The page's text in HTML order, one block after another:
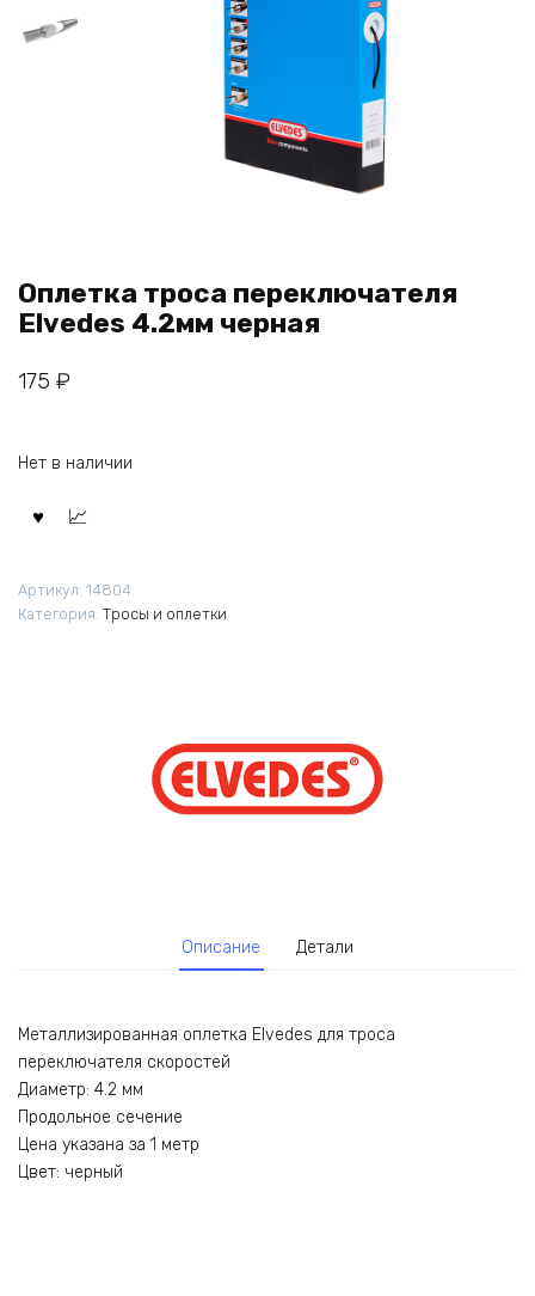
Оплетка троса переключателя
Elvedes 4.2мм черная
175 ₽
Нет в наличии
Артикул: 14804
Категория: Тросы и оплетки
Описание Детали
Металлизированная оплетка Elvedes для троса
переключателя скоростей
Диаметр: 4.2 мм
Продольное сечение
Цена указана за 1 метр
Цвет: черный